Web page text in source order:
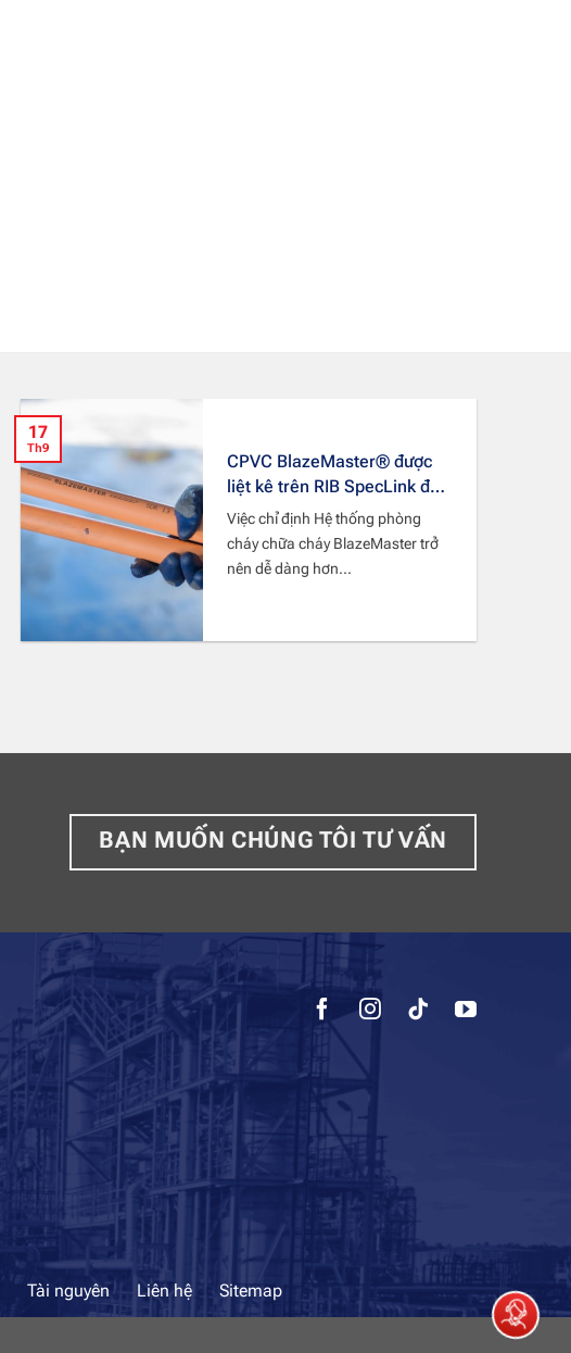
CPVC BlazeMaster® được
liệt kê trên RIB SpecLink để
hợp lý hóa việc lập kế hoạch
cho các kỹ sư
Việc chỉ định Hệ thống phòng
cháy chữa cháy BlazeMaster trở
nên dễ dàng hơn...
17
Th9
BẠN MUỐN CHÚNG TÔI TƯ VẤN
Tài nguyên Liên hệ Sitemap